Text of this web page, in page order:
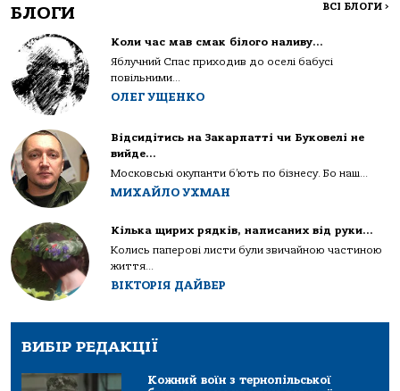
БЛОГИ ВСІ БЛОГИ >
Коли час мав смак білого наливу…
Яблучний Спас приходив до оселі бабусі
повільними...
ОЛЕГ УЩЕНКО
Відсидітись на Закарпатті чи Буковелі не
вийде…
Московські окупанти б’ють по бізнесу. Бо наш...
МИХАЙЛО УХМАН
Кілька щирих рядків, написаних від руки…
Колись паперові листи були звичайною частиною
життя...
ВІКТОРІЯ ДАЙВЕР
ВИБІР РЕДАКЦІЇ
Кожний воїн з тернопільської